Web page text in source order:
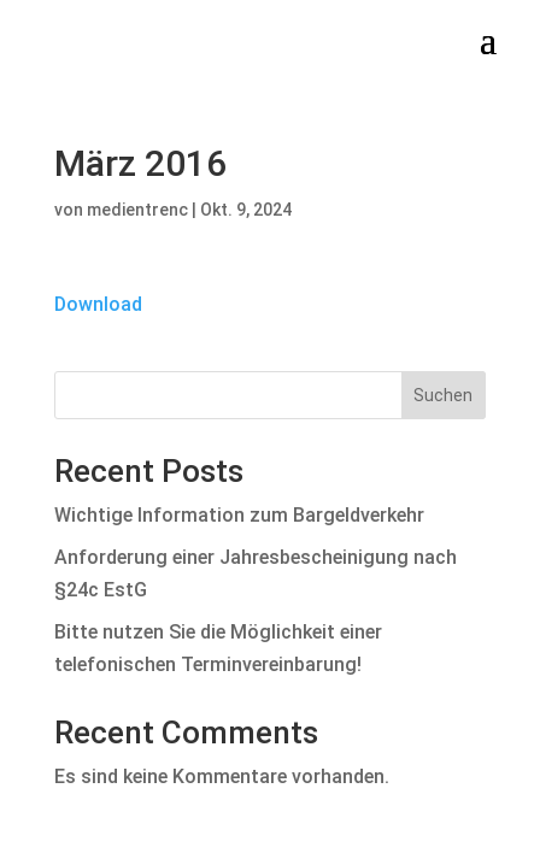
März 2016
von medientrenc| Okt. 9, 2024
Download
Suchen
Recent Posts
Wichtige Information zum Bargeldverkehr
Anforderung einer Jahresbescheinigung nach
§24c EstG
Bitte nutzen Sie die Möglichkeit einer
telefonischen Terminvereinbarung!
Recent Comments
Es sind keine Kommentare vorhanden.